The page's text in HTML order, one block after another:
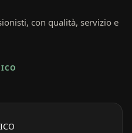
con qualità, servizio e